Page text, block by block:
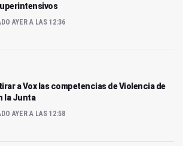
AYER A LAS 12:36
a Vox las competencias de Violencia de
la Junta
AYER A LAS 12:58